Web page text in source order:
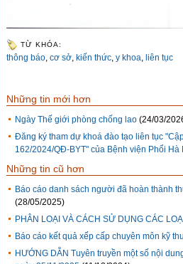
TỪ KHÓA:
thông báo, cơ sở, kiến thức, y khoa, liên tục
Những tin mới hơn
Ngày Thế giới phòng chống lao (24/03/
Đăng ký tham dự khoá đào tạo liên tục
162/2024/QĐ-BYT" của Bệnh viện Phổi Hà
Những tin cũ hơn
Báo cáo danh sách người đã hoàn thành
(28/05/2025)
PHÂN LOẠI VÀ CÁCH SỬ DỤNG CÁC
Báo cáo kết quả xếp cấp chuyên môn kỹ
HƯỚNG DẪN Tuyên truyền một số nội